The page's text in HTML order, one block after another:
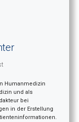
Humanmedizin
und als
bei
in der Erstellung